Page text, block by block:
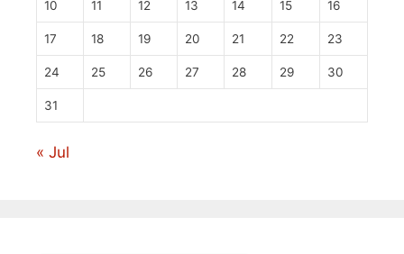
10 11 12 13 14 15 16
17 18 19 20 21 22 23
24 25 26 27 28 29 30
31
« Jul